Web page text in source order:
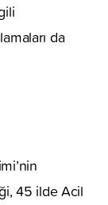
da
45 ilde Acil